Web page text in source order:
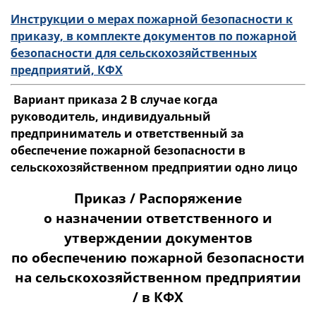
Инструкции о мерах пожарной безопасности к
приказу, в комплекте документов по пожарной
безопасности для сельскохозяйственных
предприятий, КФХ
Вариант приказа 2 В случае когда
руководитель, индивидуальный
предприниматель и ответственный за
обеспечение пожарной безопасности в
сельскохозяйственном предприятии одно лицо
Приказ / Распоряжение
о назначении ответственного и
утверждении документов
по обеспечению пожарной безопасности
на сельскохозяйственном предприятии
/ в КФХ